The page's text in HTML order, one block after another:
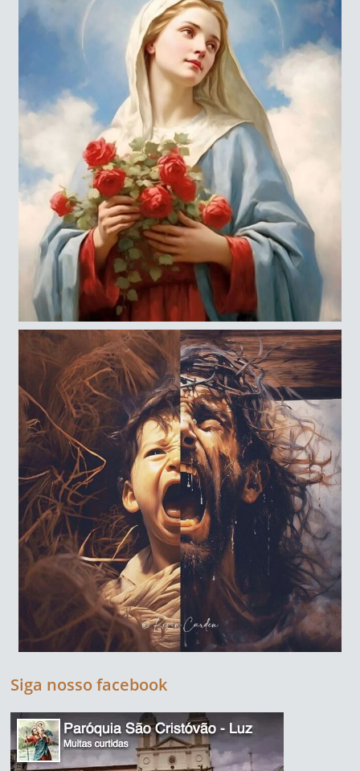
Siga nosso facebook